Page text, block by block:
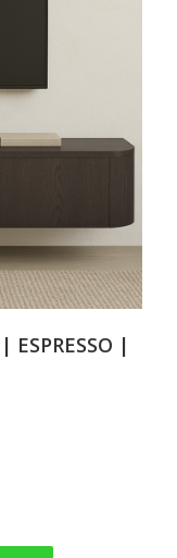
ESPRESSO |